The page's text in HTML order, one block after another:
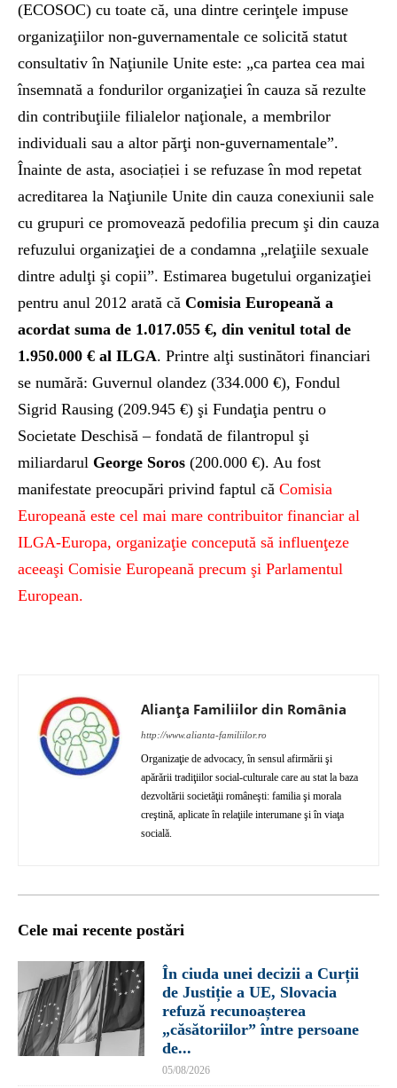
(ECOSOC) cu toate că, una dintre cerinţele impuse
organizaţiilor non-guvernamentale ce solicită statut
consultativ în Naţiunile Unite este: „ca partea cea mai
însemnată a fondurilor organizaţiei în cauza să rezulte
din contribuţiile filialelor naţionale, a membrilor
individuali sau a altor părţi non-guvernamentale”.
Înainte de asta, asociației i se refuzase în mod repetat
acreditarea la Naţiunile Unite din cauza conexiunii sale
cu grupuri ce promovează pedofilia precum şi din cauza
refuzului organizaţiei de a condamna „relaţiile sexuale
dintre adulţi şi copii”. Estimarea bugetului organizaţiei
pentru anul 2012 arată că Comisia Europeană a
acordat suma de 1.017.055 €, din venitul total de
1.950.000 € al ILGA. Printre alţi sustinători financiari
se numără: Guvernul olandez (334.000 €), Fondul
Sigrid Rausing (209.945 €) şi Fundaţia pentru o
Societate Deschisă – fondată de filantropul şi
miliardarul George Soros (200.000 €). Au fost
manifestate preocupări privind faptul că Comisia
Europeană este cel mai mare contribuitor financiar al
ILGA-Europa, organizaţie concepută să influenţeze
aceeaşi Comisie Europeană precum şi Parlamentul
European.
Alianța Familiilor din România
http://www.alianta-familiilor.ro
Organizaţie de advocacy, în sensul afirmării şi
apărării tradiţiilor social-culturale care au stat la baza
dezvoltării societăţii româneşti: familia şi morala
creştină, aplicate în relaţiile interumane şi în viaţa
socială.
Cele mai recente postări
În ciuda unei decizii a Curții
de Justiție a UE, Slovacia
refuză recunoașterea
„căsătoriilor” între persoane
de...
05/08/2026